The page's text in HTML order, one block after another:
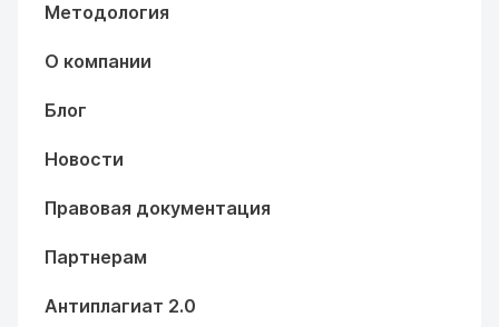
Методология
О компании
Блог
Новости
Правовая документация
Партнерам
Антиплагиат 2.0